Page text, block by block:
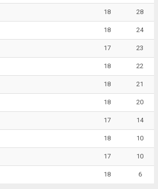
18 28
18 24
17 23
18 22
18 21
18 20
17 14
18 10
17 10
18 6